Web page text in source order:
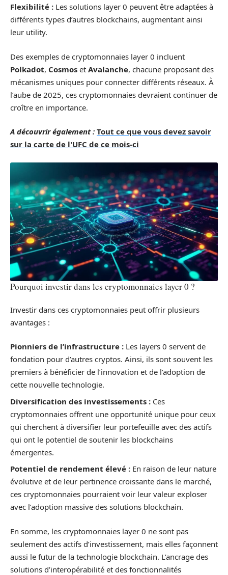
Flexibilité : Les solutions layer 0 peuvent être adaptées à
différents types d’autres blockchains, augmentant ainsi
leur utility.
Des exemples de cryptomonnaies layer 0 incluent
Polkadot, Cosmos et Avalanche, chacune proposant des
mécanismes uniques pour connecter différents réseaux. À
l’aube de 2025, ces cryptomonnaies devraient continuer de
croître en importance.
A découvrir également : Tout ce que vous devez savoir
sur la carte de l'UFC de ce mois-ci
Pourquoi investir dans les cryptomonnaies layer 0 ?
Investir dans ces cryptomonnaies peut offrir plusieurs
avantages :
Pionniers de l’infrastructure : Les layers 0 servent de
fondation pour d’autres cryptos. Ainsi, ils sont souvent les
premiers à bénéficier de l’innovation et de l’adoption de
cette nouvelle technologie.
Diversification des investissements : Ces
cryptomonnaies offrent une opportunité unique pour ceux
qui cherchent à diversifier leur portefeuille avec des actifs
qui ont le potentiel de soutenir les blockchains
émergentes.
Potentiel de rendement élevé : En raison de leur nature
évolutive et de leur pertinence croissante dans le marché,
ces cryptomonnaies pourraient voir leur valeur exploser
avec l’adoption massive des solutions blockchain.
En somme, les cryptomonnaies layer 0 ne sont pas
seulement des actifs d’investissement, mais elles façonnent
aussi le futur de la technologie blockchain. L’ancrage des
solutions d’interopérabilité et des fonctionnalités